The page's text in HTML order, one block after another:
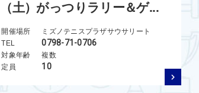
（土）がっつりラリー＆ゲ...
開催場所
ミズノテニスプラザサウサリート
TEL
0798-71-0706
対象年齢
複数
定員
10